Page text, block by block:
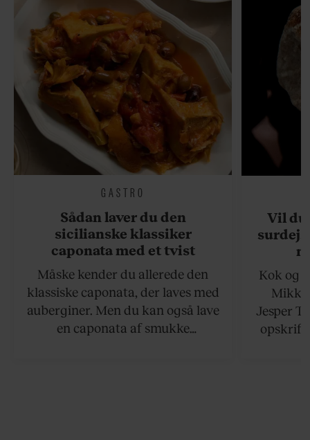
GASTRO
Sådan laver du den
sicilianske klassiker
caponata med et tvist
Måske kender du allerede den
klassiske caponata, der laves med
auberginer. Men du kan også lave
en caponata af smukke
Vil du
Kok og
Jesper
opskrift